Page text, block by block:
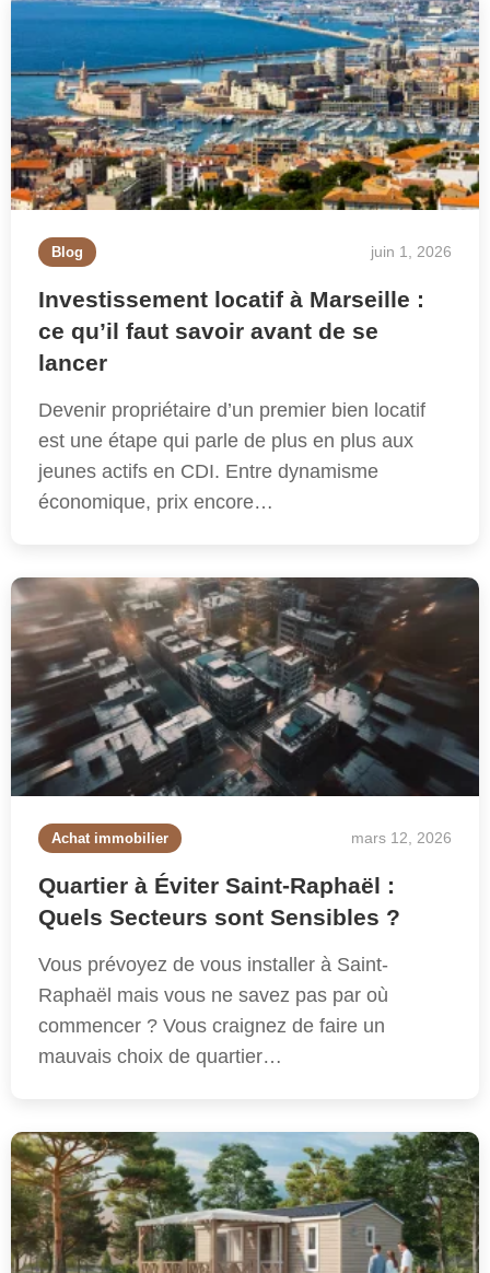
Blog juin 1, 2026
Investissement locatif à Marseille :
ce qu’il faut savoir avant de se
lancer
Devenir propriétaire d’un premier bien locatif
est une étape qui parle de plus en plus aux
jeunes actifs en CDI. Entre dynamisme
économique, prix encore…
Achat immobilier mars 12, 2026
Quartier à Éviter Saint-Raphaël :
Quels Secteurs sont Sensibles ?
Vous prévoyez de vous installer à Saint-
Raphaël mais vous ne savez pas par où
commencer ? Vous craignez de faire un
mauvais choix de quartier…